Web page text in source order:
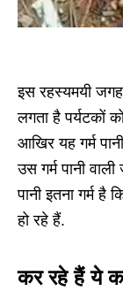
इस रहस्यमयी
लगता है पर्यटकों
आखिर यह गर्म
उस गर्म पानी
पानी इतना गर्म
हो रहे हैं.
कर रहे हैं ये